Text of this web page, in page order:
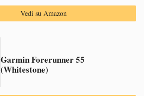
Vedi su Amazon
Garmin Forerunner 55
(Whitestone)